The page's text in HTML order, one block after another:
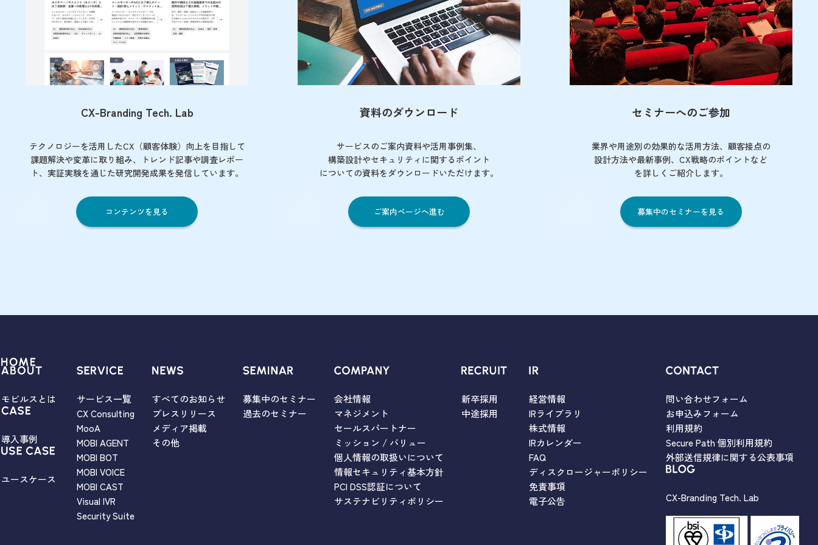
CX-Branding Tech. Lab
テクノロジーを活用したCX（顧客体験）向上を目指して
課題解決や変革に取り組み、トレンド記事や調査レポー
ト、実証実験を通じた研究開発成果を発信しています。
コンテンツを見る
資料のダウンロード
サービスのご案内資料や活用事例集、
構築設計やセキュリティに関するポイント
についての資料をダウンロードいただけます。
ご案内ページへ進む
セミナーへのご参加
業界や用途別の効果的な活用方法、顧客接点の
設計方法や最新事例、CX戦略のポイントなど
を詳しくご紹介します。
募集中のセミナーを見る
モビルスとは
導入事例
ユースケース
サービス一覧
CX Consulting
MooA
MOBI AGENT
MOBI BOT
MOBI VOICE
MOBI CAST
Visual IVR
Security Suite
すべてのお知らせ
プレスリリース
メディア掲載
その他
募集中のセミナー
過去のセミナー
会社情報
マネジメント
セールスパートナー
ミッション / バリュー
個人情報の取扱いについて
情報セキュリティ基本方針
PCI DSS認証について
サステナビリティポリシー
新卒採用
中途採用
経営情報
IRライブラリ
株式情報
IRカレンダー
FAQ
ディスクロージャーポリシー
免責事項
電子公告
問い合わせフォーム
お申込みフォーム
利用規約
Secure Path 個別利用規約
外部送信規律に関する公表事項
CX-Branding Tech. Lab